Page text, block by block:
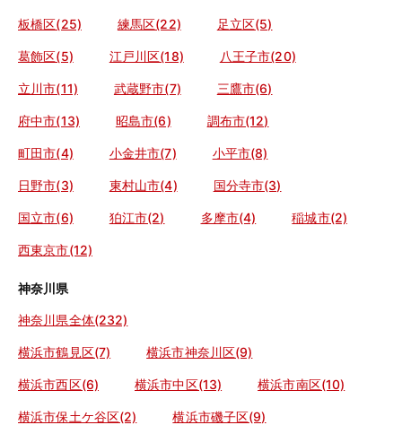
板橋区(25) 練馬区(22) 足立区(5)
葛飾区(5) 江戸川区(18) 八王子市(20)
立川市(11) 武蔵野市(7) 三鷹市(6)
府中市(13) 昭島市(6) 調布市(12)
町田市(4) 小金井市(7) 小平市(8)
日野市(3) 東村山市(4) 国分寺市(3)
国立市(6) 狛江市(2) 多摩市(4) 稲城市(2)
西東京市(12)
神奈川県
神奈川県全体(232)
横浜市鶴見区(7) 横浜市神奈川区(9)
横浜市西区(6) 横浜市中区(13) 横浜市南区(10)
横浜市保土ケ谷区(2) 横浜市磯子区(9)